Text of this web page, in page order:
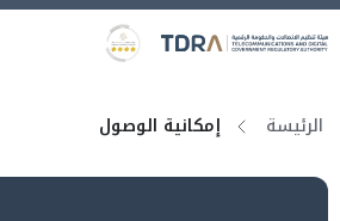
Logo
Gold star Logo
الرئيسة إمكانية الوصول